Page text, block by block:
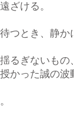
ざける。
つとき、静か
るぎないも
かった誠の波